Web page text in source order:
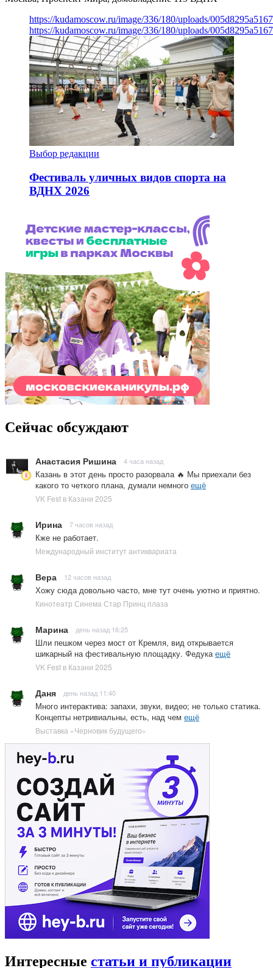
https://kudamoscow.ru/image/336/180/uploads/
https://kudamoscow.ru/image/336/180/uploads/
Выбор редакции
Фестиваль уличных видов спорта на
ВДНХ 2026
Сейчас обсуждают
Анастасия Ришина 4 часа назад
Казань в этот день просто разорвала 🔥 Мы приехали без
какого то четкого плана, думали немного ещё
VK Fest в Казани 2025
Ирина 7 часов назад
Кже не работает.
Международный институт антиквариата
Вера 12 часов назад
Хожу сюда довольно часто, мне тут очень уютно и приятно.
Кинотеатр Синема Стар Принц плаза
Марина день назад 16:25
Шли пешком через мост от Кремля, вид открывается
шикарный на фестивальную площадку. Федука ещё
VK Fest в Казани 2025
Даня день назад 11:40
Много интерактива: запахи, звуки, видео; не только статика.
Концепты нетривиальны, есть, над чем ещё
Выставка «Черновик будущего»
Интересные статьи и публикации